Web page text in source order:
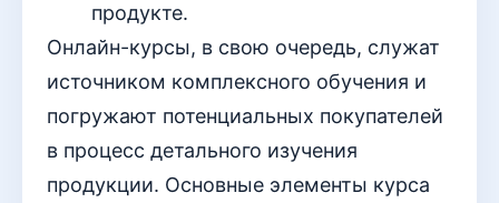
продукте.
Онлайн-курсы, в свою очередь, служат
источником комплексного обучения и
погружают потенциальных покупателей
в процесс детального изучения
продукции. Основные элементы курса